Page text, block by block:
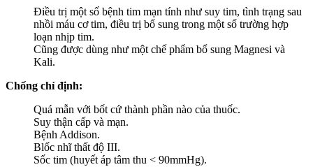
Điều trị một số bệnh tim mạn tính như suy tim, tình trạng sau
nhồi máu cơ tim, điều trị bổ sung trong một số trường hợp
loạn nhịp tim.
Cũng được dùng như một chế phẩm bổ sung Magnesi và
Kali.
Chống chỉ định:
Quá mẫn với bốt cứ thành phần nào của thuốc.
Suy thận cấp và mạn.
Bệnh Addison.
Blốc nhĩ thất độ III.
Sốc tim (huyết áp tâm thu < 90mmHg).